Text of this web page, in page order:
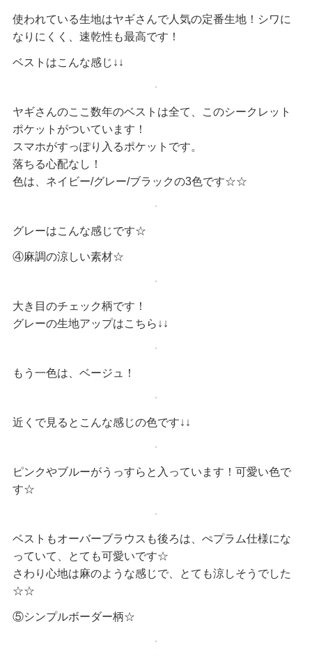
使われている生地はヤギさんで人気の定番生地！シワに
なりにくく、速乾性も最高です！
ベストはこんな感じ↓↓
ヤギさんのここ数年のベストは全て、このシークレット
ポケットがついています！
スマホがすっぽり入るポケットです。
落ちる心配なし！
色は、ネイビー/グレー/ブラックの3色です☆☆
グレーはこんな感じです☆
④麻調の涼しい素材☆
大き目のチェック柄です！
グレーの生地アップはこちら↓↓
もう一色は、ベージュ！
近くで見るとこんな感じの色です↓↓
ピンクやブルーがうっすらと入っています！可愛い色で
す☆
ベストもオーバーブラウスも後ろは、ぺプラム仕様にな
っていて、とても可愛いです☆
さわり心地は麻のような感じで、とても涼しそうでした
☆☆
⑤シンプルボーダー柄☆